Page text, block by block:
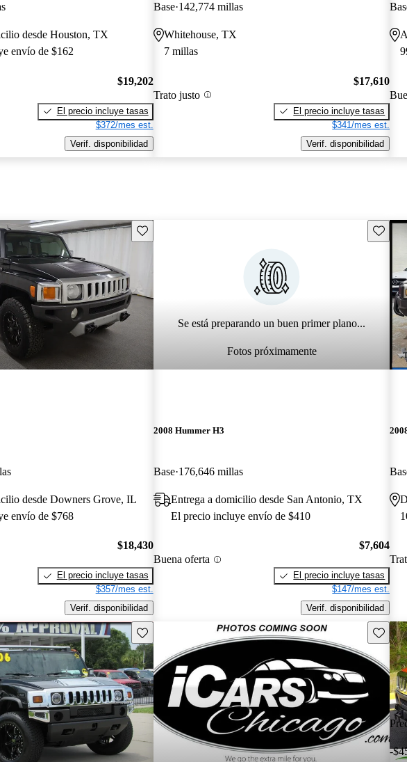
desde Houston, TX
envío de $162
$19,202
El precio incluye tasas
$372/mes est.
Verif. disponibilidad
Base 142,774 millas
Whitehouse, TX
7 millas
Trato justo
$17,610
El precio incluye tasas
$341/mes est.
Verif. disponibilidad
Guarda este Aviso
desde Downers Grove, IL
envío de $768
$18,430
El precio incluye tasas
$357/mes est.
Verif. disponibilidad
Se está preparando un buen primer plano...
Fotos próximamente
Guarda
2008 Hummer H3
Base 176,646 millas
Entrega a domicilio desde San Antonio, TX
El precio incluye envío de $410
Buena oferta
$7,604
El precio incluye tasas
$147/mes est.
Verif. disponibilidad
Guarda este Aviso Guarda
-